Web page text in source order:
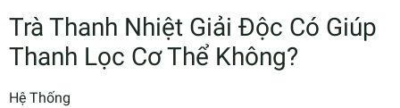
Trà Thanh Nhiệt Giải Độc Có Giúp
Thanh Lọc Cơ Thể Không?
Hệ Thống